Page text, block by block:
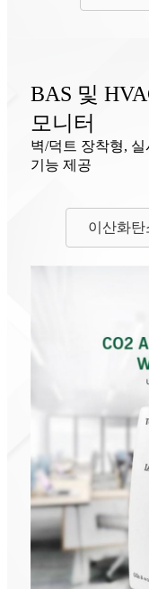
BAS 및
모니터
벽/덕트 장착형,
기능 제공
이산화탄